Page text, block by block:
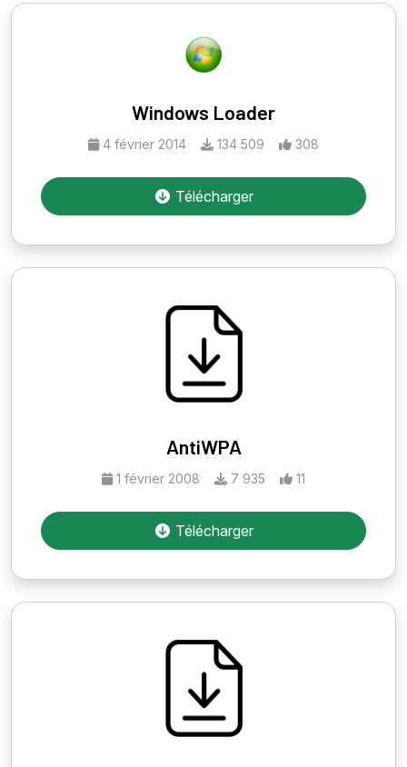
Windows Loader
4 février 2014 134 509 308
Télécharger
AntiWPA
1 février 2008 7 935 11
Télécharger